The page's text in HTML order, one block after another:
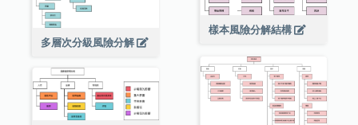
多層次分級風險分解
樣本風險分解結構